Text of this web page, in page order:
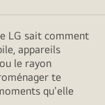
LG sait comment
appareils
le rayon
te
qu'elle